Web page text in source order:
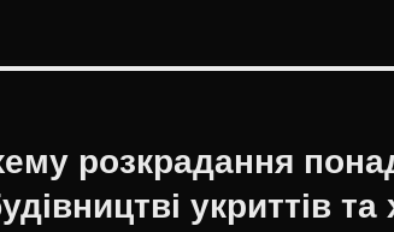
розкрадання
укриттів та